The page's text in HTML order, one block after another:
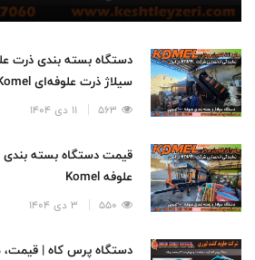
دستگاه بسته بندی ذرت
سیلاژ ذرت علوفه‌ای Komel
563 11 دی 1404
قیمت دستگاه بسته بندی
علوفه Komel
550 3 دی 1404
دستگاه پرس کاه |